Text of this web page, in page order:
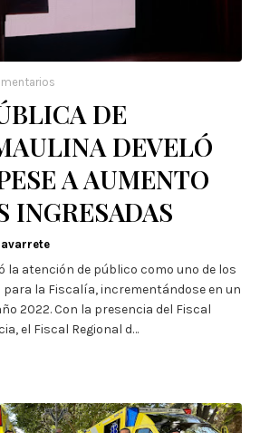
DE
DEVELÓ
A AUMENTO
INGRESADAS
la atención de público como uno de los
la Fiscalía, incrementándose en un
2022. Con la presencia del Fiscal
el Fiscal Regional d…